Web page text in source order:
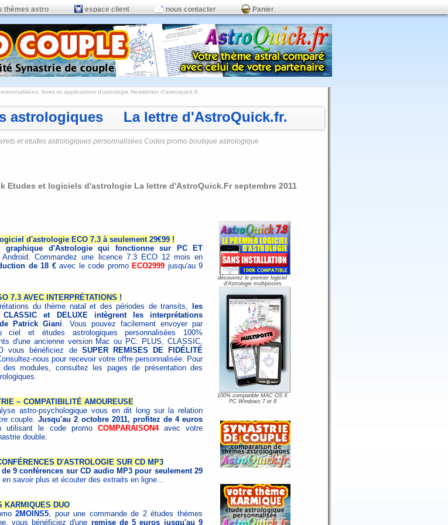
thèmes astro espace client nous contacter Panier
livres et applications d'astrologie Newsletter d'astroquick.fr
astrologiques La lettre d'AstroQuick.fr.
et etudes astrologiques personnalisées Codes promo boutique astrologique
Etudes et logiciels d'astrologie La lettre d'AstroQuick.Fr septembre 2011
d'astrologie ECO 7.3 à seulement 29€99 !
d'Astrologie qui fonctionne sur PC ET
Commandez une licence 7.3 ECO 12 mois en
de 18 € avec le code promo ECO2999 jusqu'au 9
7.3 AVEC INTERPRÉTATIONS !
du thème natal et des périodes de transits,
les
et DELUXE intègrent les interprétations
Patrick Giani. Vous pouvez facilement envoyer par
ciel et études astrologiques personnalisées 100%
d'une ancienne version Mac ou PC: PLUS, CLASSIC,
vous bénéficiez de SUPER REMISES DE FIDÉLITÉ
nous pour recevoir votre offre personnalisée. Pour
modules, consultez les pages de présentation des
.
~ COMPATIBILITÉ AMOUREUSE
astro-psychologique vous en dit long sur la relation
couple.Jusqu'au 2 octobre 2011, profitez de 4 euros
utilisant le code promo COMPARAISON4avec votre
double.
D'ASTROLOGIE SUR CD MP3
9 conférences sur CD audio MP3 pour seulement 29
en savoir plus et écouter des extraits en ligne...
KARMIQUES DUO
2MOINS5, pour une commande de 2 études thèmes
vous bénéficiez d'une remise de 5 euros jusqu'au 9
découvrez le premier logiciel
d'Astrologie multipostes
100% compatible MAC OS X
PC Windows 7 et 8